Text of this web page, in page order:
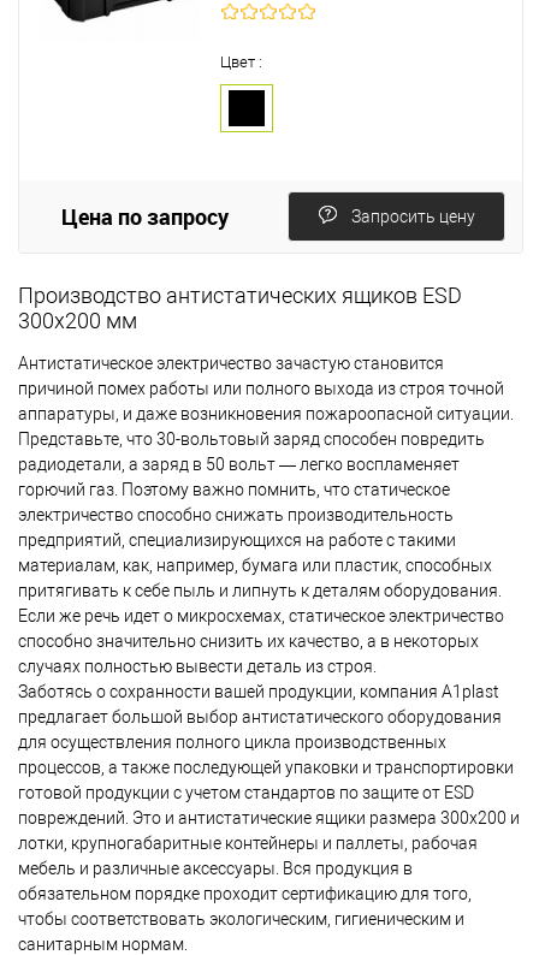
Цвет :
Цена по запросу Запросить цену
Производство антистатических ящиков ESD
300х200 мм
Антистатическое электричество зачастую становится
причиной помех работы или полного выхода из строя точной
аппаратуры, и даже возникновения пожароопасной ситуации.
Представьте, что 30-вольтовый заряд способен повредить
радиодетали, а заряд в 50 вольт — легко воспламеняет
горючий газ. Поэтому важно помнить, что статическое
электричество способно снижать производительность
предприятий, специализирующихся на работе с такими
материалам, как, например, бумага или пластик, способных
притягивать к себе пыль и липнуть к деталям оборудования.
Если же речь идет о микросхемах, статическое электричество
способно значительно снизить их качество, а в некоторых
случаях полностью вывести деталь из строя.
Заботясь о сохранности вашей продукции, компания А1plast
предлагает большой выбор антистатического оборудования
для осуществления полного цикла производственных
процессов, а также последующей упаковки и транспортировки
готовой продукции с учетом стандартов по защите от ESD
повреждений. Это и антистатические ящики размера 300х200 и
лотки, крупногабаритные контейнеры и паллеты, рабочая
мебель и различные аксессуары. Вся продукция в
обязательном порядке проходит сертификацию для того,
чтобы соответствовать экологическим, гигиеническим и
санитарным нормам.